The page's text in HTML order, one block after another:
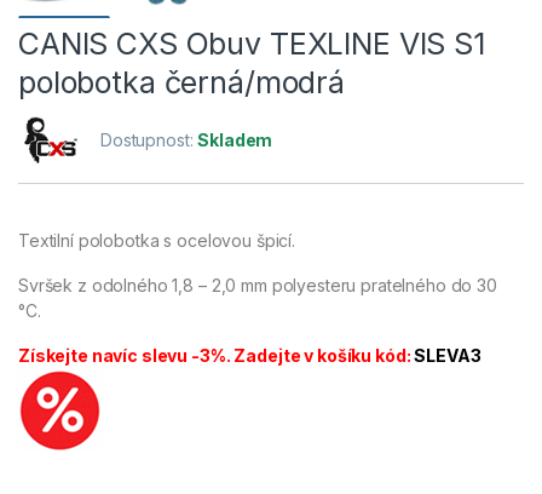
CANIS CXS Obuv TEXLINE VIS S1
polobotka černá/modrá
Dostupnost:Skladem
Textilní polobotka s ocelovou špicí.
Svršek z odolného 1,8 – 2,0 mm polyesteru pratelného do 30
°C.
Získejte navíc slevu -3%. Zadejte v košíku kód:SLEVA3